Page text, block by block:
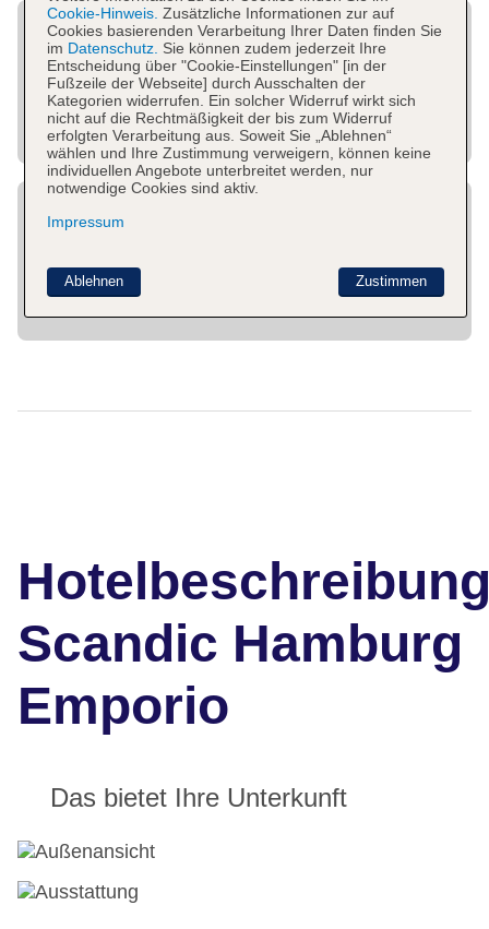
Scandic Hamburg
Emporio
Das bietet Ihre Unterkunft
Cookie-Hinweis. Zusätzliche Informationen zur auf
Cookies basierenden Verarbeitung Ihrer Daten finden Sie
im Datenschutz. Sie können zudem jederzeit Ihre
Entscheidung über "Cookie-Einstellungen" [in der
Fußzeile der Webseite] durch Ausschalten der
Kategorien widerrufen. Ein solcher Widerruf wirkt sich
nicht auf die Rechtmäßigkeit der bis zum Widerruf
erfolgten Verarbeitung aus. Soweit Sie „Ablehnen“
wählen und Ihre Zustimmung verweigern, können keine
individuellen Angebote unterbreitet werden, nur
notwendige Cookies sind aktiv.
Impressum
Zustimmen
Ablehnen